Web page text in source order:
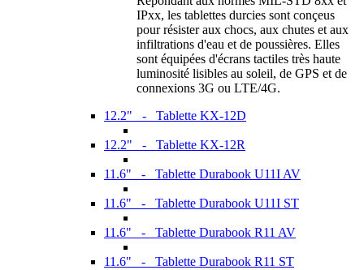
IPxx, les tablettes durcies sont conçeus
pour résister aux chocs, aux chutes et aux
infiltrations d'eau et de poussières. Elles
sont équipées d'écrans tactiles très haute
luminosité lisibles au soleil, de GPS et de
connexions 3G ou LTE/4G.
12.2" - Tablette KX-12D
12.2" - Tablette KX-12R
11.6" - Tablette Durabook U11I AV
11.6" - Tablette Durabook U11I ST
11.6" - Tablette Durabook R11 AV
11.6" - Tablette Durabook R11 ST